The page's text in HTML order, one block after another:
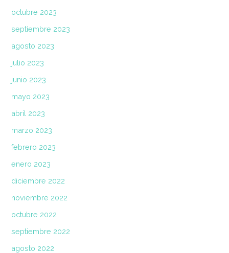
octubre 2023
septiembre 2023
agosto 2023
julio 2023
junio 2023
mayo 2023
abril 2023
marzo 2023
febrero 2023
enero 2023
diciembre 2022
noviembre 2022
octubre 2022
septiembre 2022
agosto 2022